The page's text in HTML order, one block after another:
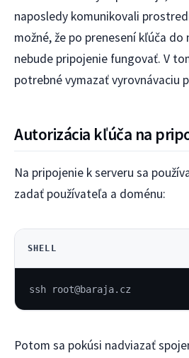
naposledy komunikovali
možné, že po prenesení kľúča
nebude pripojenie fungovať. V
potrebné vymazať vyrovnávaciu
Autorizácia kľúča na
Na pripojenie k serveru sa
zadať používateľa a doménu:
SHELL
ssh root@baraja.cz
Potom sa pokúsi nadviazať